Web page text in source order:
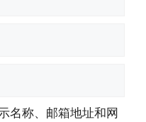
名称、邮箱地址和网